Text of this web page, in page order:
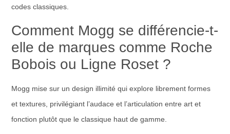
codes classiques.
Comment Mogg se différencie-t-
elle de marques comme Roche
Bobois ou Ligne Roset ?
Mogg mise sur un design illimité qui explore librement formes
et textures, privilégiant l’audace et l’articulation entre art et
fonction plutôt que le classique haut de gamme.